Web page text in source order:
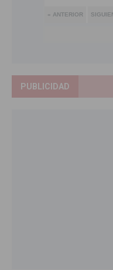
PUBLICIDAD